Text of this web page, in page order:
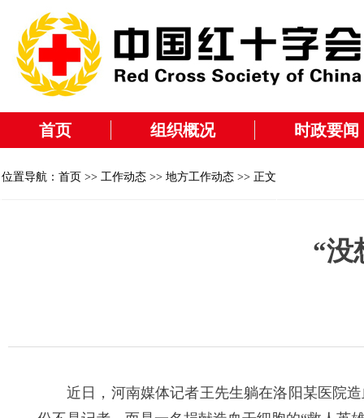
首页 组织概况 时政要闻
位置导航： 首页 >> 工作动态 >> 地方工作动态 >> 正文
“没
近日，河南媒体记者王先生躺在洛阳某医院